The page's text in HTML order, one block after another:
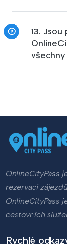
13.
OnlineCityPass
rezervaci
OnlineCityPass
cestovních
Rychlé